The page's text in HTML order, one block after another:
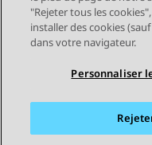
STAY
"Rejeter tous les
installer des cookies
dans votre navigateur.
Personnaliser